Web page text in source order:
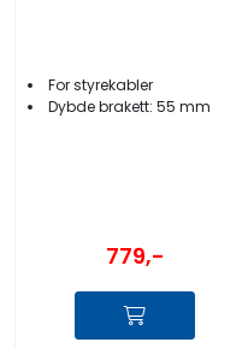
For styrekabler
Dybde brakett: 55 mm
779,-